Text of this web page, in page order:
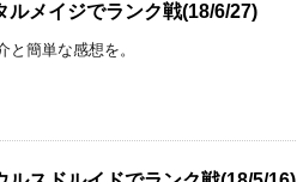
メイジでランク戦(18/6/27)
簡単な感想を。